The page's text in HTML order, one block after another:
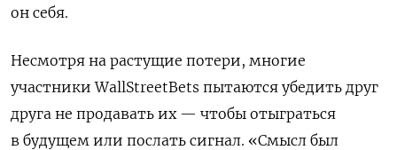
он себя.
Несмотря на растущие потери, многие
участникиWallStreetBets пытаются убедить друг
друга не продавать их — чтобы отыграться
в будущем или послать сигнал. «Смысл был